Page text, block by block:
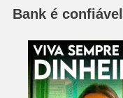
Bank é confiável